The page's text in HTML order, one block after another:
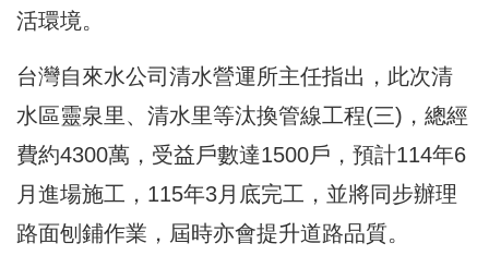
活環境。
台灣自來水公司清水營運所主任指出，此次清
水區靈泉里、清水里等汰換管線工程(三)，總經
費約4300萬，受益戶數達1500戶，預計114年6
月進場施工，115年3月底完工，並將同步辦理
路面刨鋪作業，屆時亦會提升道路品質。